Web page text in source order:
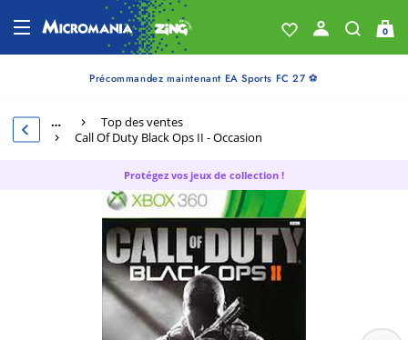
0
Précommandez maintenant EA Sports FC 27 ⚽
…
Top des ventes
Call Of Duty Black Ops II - Occasion
Protégez vos jeux de collection !